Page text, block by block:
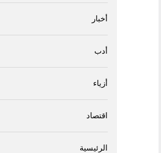
أخبار
أدب
أزياء
اقتصاد
الرئيسية